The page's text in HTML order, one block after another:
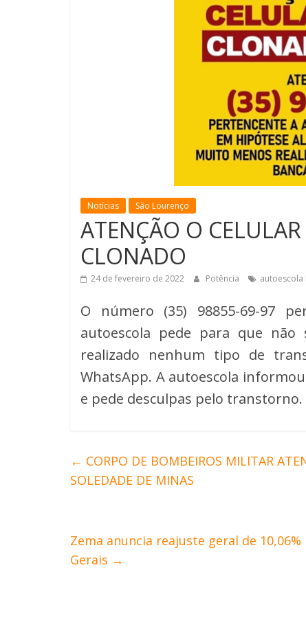
Notícias São Lourenço
ATENÇÃO O
CLONADO
24 de fevereiro de 2022 Potência autoescola
O número (35) 98855-69-97
autoescola pede para que
realizado nenhum tipo de
WhatsApp. A autoescola
e pede desculpas pelo transtorno.
← CORPO DE BOMBEIROS MILITAR
SOLEDADE DE MINAS
Zema anuncia reajuste geral de
Gerais →